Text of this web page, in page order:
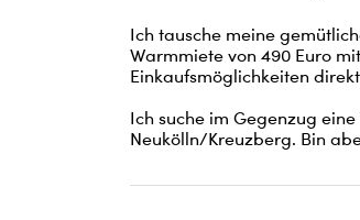
Ich tausche meine
Warmmiete von 490 Euro
Einkaufsmöglichkeiten
Ich suche im Gegenzug
Neukölln/Kreuzberg. Bin